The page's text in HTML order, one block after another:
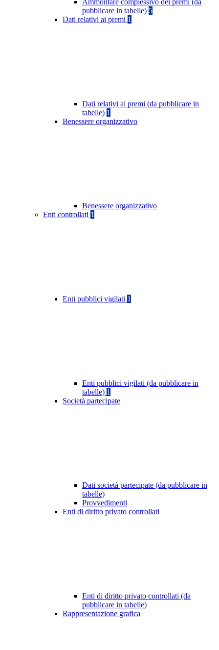
Ammontare complessivo dei premi (da
pubblicare in tabelle) 5
Dati relativi ai premi 1
Dati relativi ai premi (da pubblicare in
tabelle) 1
Benessere organizzativo
Benessere organizzativo
Enti controllati 1
Enti pubblici vigilati 1
Enti pubblici vigilati (da pubblicare in
tabelle) 1
Società partecipate
Dati società partecipate (da pubblicare in
tabelle)
Provvedimenti
Enti di diritto privato controllati
Enti di diritto privato controllati (da
pubblicare in tabelle)
Rappresentazione grafica